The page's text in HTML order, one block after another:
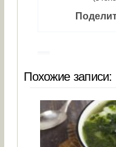
Похожие записи: